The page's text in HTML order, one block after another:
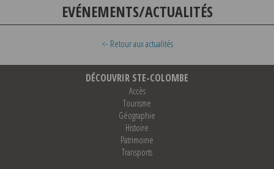
EVÉNEMENTS/ACTUALITÉS
<- Retour aux actualités
DÉCOUVRIR STE-COLOMBE
Accès
Tourisme
Géographie
Histoire
Patrimoine
Transports